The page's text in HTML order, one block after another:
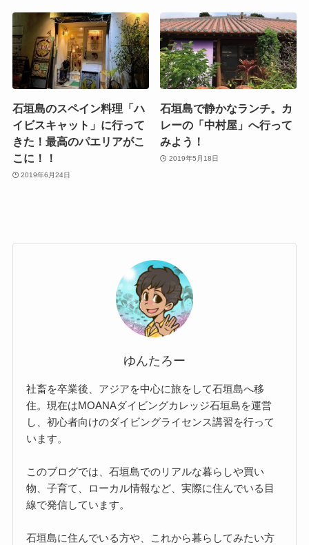
石垣島のスペイン料理「ハ
イビスキャット」に行って
きた！最高のパエリアがこ
こに！！
2019年6月24日
石垣島で静かなランチ。カ
レーの「中村屋」へ行って
みよう！
2019年5月18日
ゆんたろー
社畜を卒業後、アジアを中心に旅をして石垣島へ移
住。現在はMOANAダイビングカレッジ石垣島を運営
し、初心者向けのダイビングライセンス講習を行って
います。
このブログでは、石垣島でのリアルな暮らしや買い
物、子育て、ローカル情報など、実際に住んでいる目
線で発信しています。
石垣島に住んでいる方や、これから暮らしてみたい方